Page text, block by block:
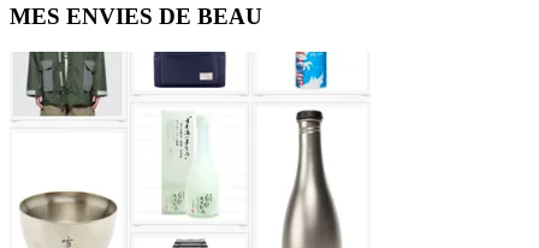
Primary
Sidebar
MES ENVIES DE BEAU